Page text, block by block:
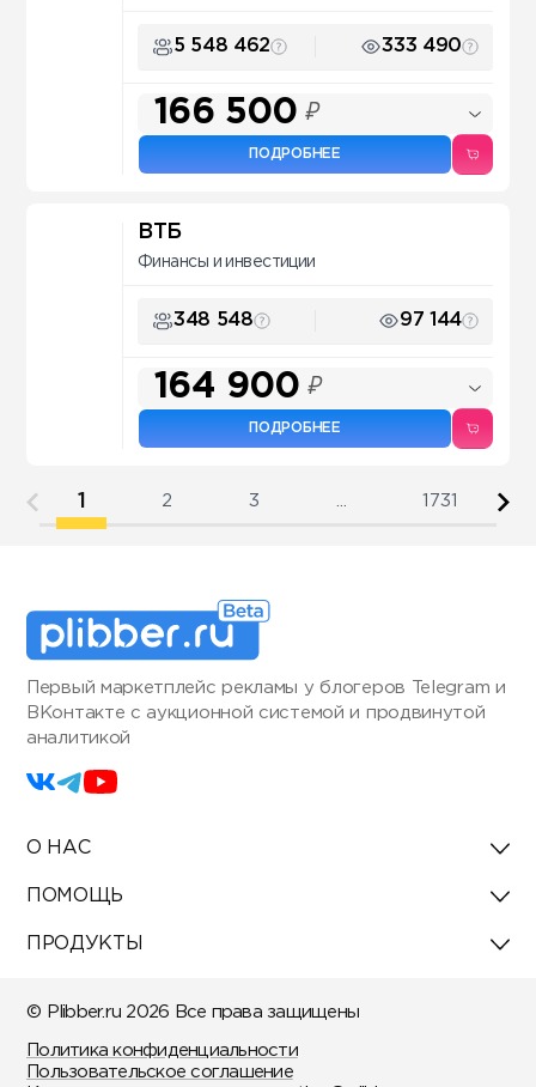
5 548 462 333 490
166 500 ₽
ПОДРОБНЕЕ
ВТБ
Финансы и инвестиции
348 548 97 144
164 900 ₽
ПОДРОБНЕЕ
1 2 3 1731
Первый маркетплейс рекламы у блогеров Telegram и
ВКонтакте с аукционной системой и продвинутой
аналитикой
О НАС
ПОМОЩЬ
ПРОДУКТЫ
© Plibber.ru 2026 Все права защищены
Политика конфиденциальности
Пользовательское соглашение